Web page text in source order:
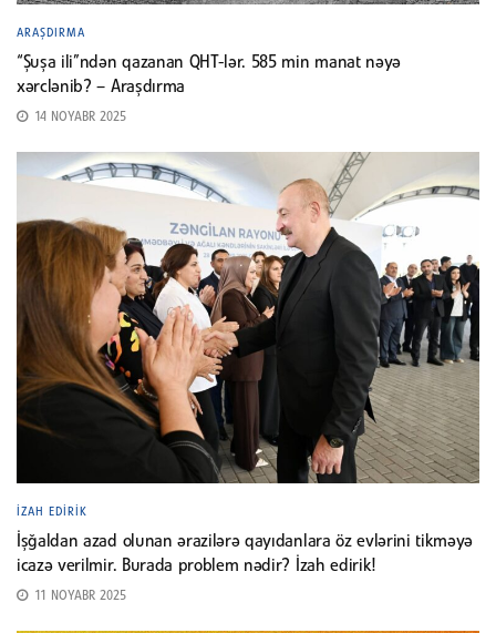
ARAŞDIRMA
“Şuşa ili”ndən qazanan QHT-lər. 585 min manat nəyə
xərclənib? – Araşdırma
14 NOYABR 2025
İZAH EDIRIK
İşğaldan azad olunan ərazilərə qayıdanlara öz evlərini tikməyə
icazə verilmir. Burada problem nədir? İzah edirik!
11 NOYABR 2025